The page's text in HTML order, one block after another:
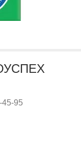
45-95